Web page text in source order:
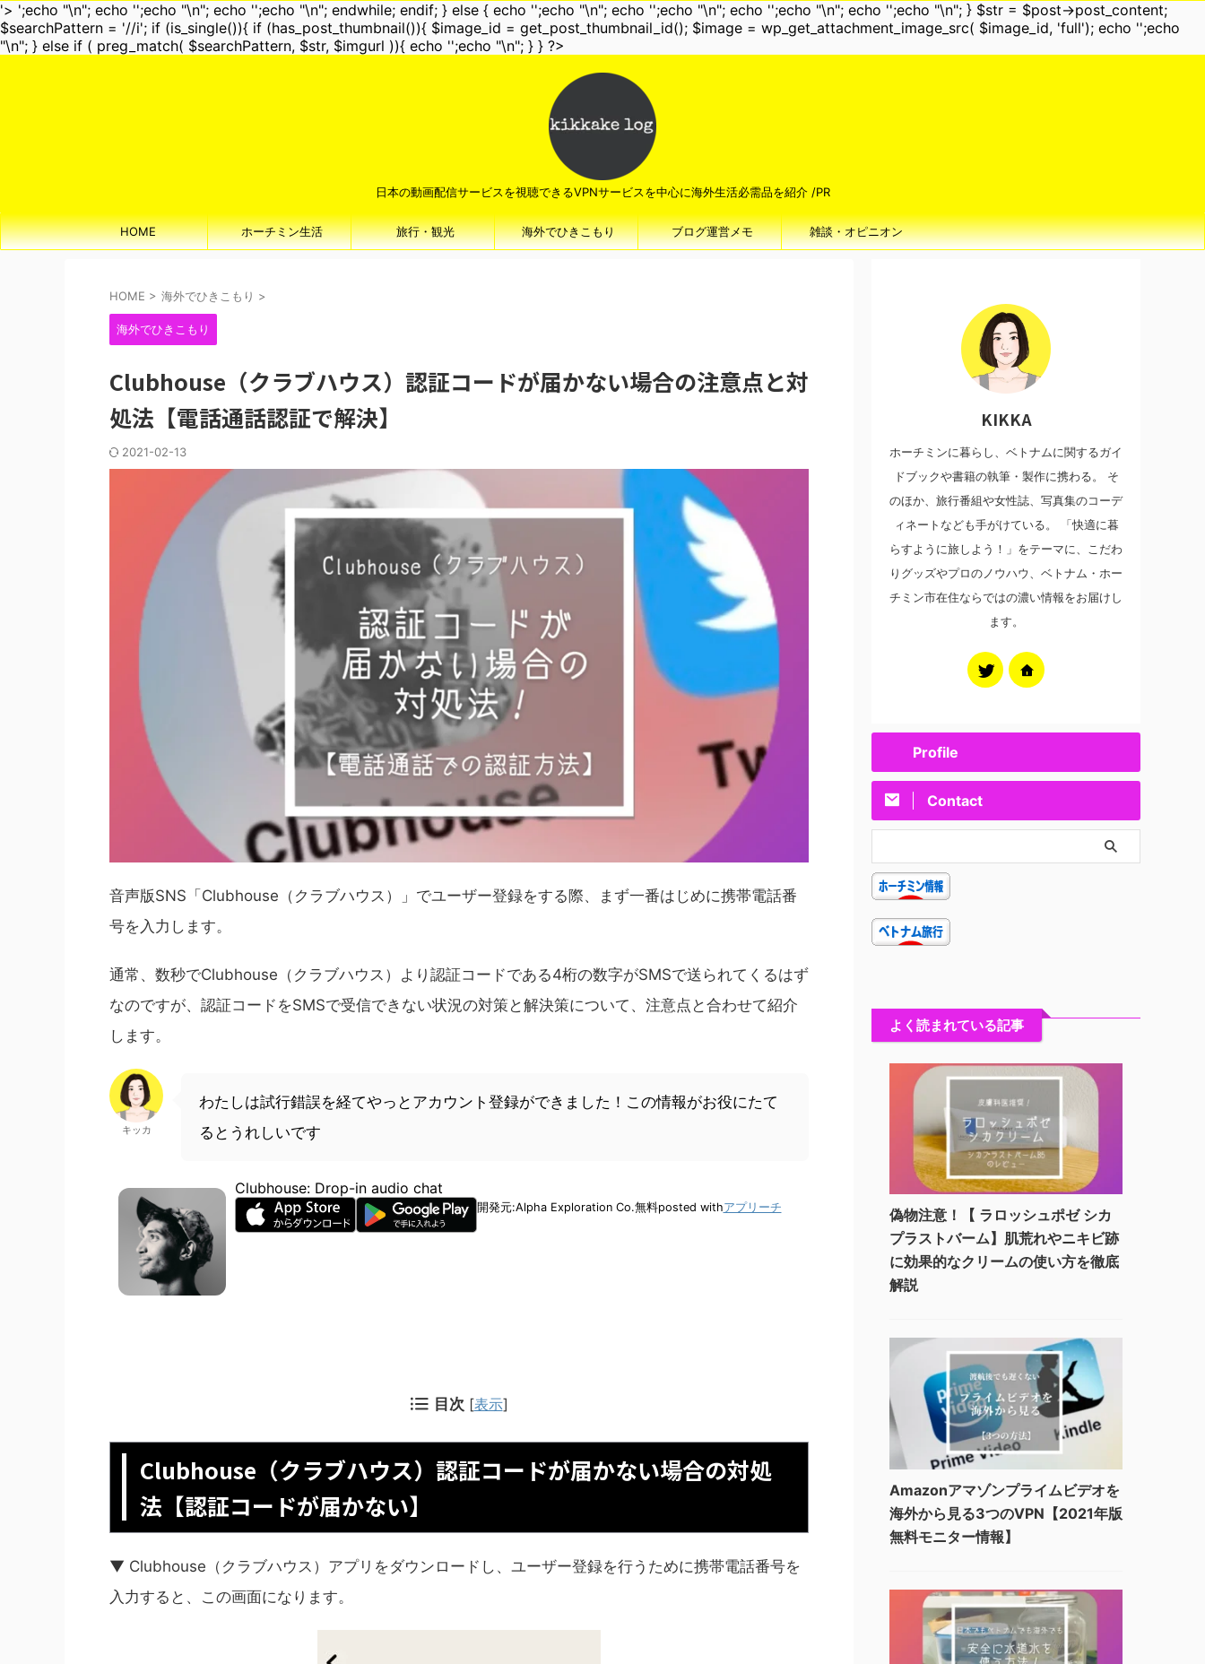
'> ';echo "\n"; echo '';echo "\n"; echo '';echo "\n"; endwhile; endif; } else { echo '';echo "\n"; echo '';echo "\n"; echo '';echo "\n"; echo '';echo "\n"; } $str = $post->post_content;
$searchPattern = '//i'; if (is_single()){ if (has_post_thumbnail()){ $image_id = get_post_thumbnail_id(); $image = wp_get_attachment_image_src( $image_id, 'full'); echo '';echo
"\n"; } else if ( preg_match( $searchPattern, $str, $imgurl )){ echo '';echo "\n"; } } ?>
日本の動画配信サービスを視聴できるVPNサービスを中心に海外生活必需品を紹介 /PR
HOME ホーチミン生活 旅行・観光 海外でひきこもり ブログ運営メモ 雑談・オピニオン
HOME > 海外でひきこもり >
海外でひきこもり
Clubhouse（クラブハウス）認証コードが届かない場合の注意点と対
処法【電話通話認証で解決】
2021-02-13
音声版SNS「Clubhouse（クラブハウス）」でユーザー登録をする際、まず一番はじめに携帯電話番
号を入力します。
通常、数秒でClubhouse（クラブハウス）より認証コードである4桁の数字がSMSで送られてくるはず
なのですが、認証コードをSMSで受信できない状況の対策と解決策について、注意点と合わせて紹介
します。
キッカ
わたしは試行錯誤を経てやっとアカウント登録ができました！この情報がお役にたて
るとうれしいです
Clubhouse: Drop-in audio chat
開発元:Alpha Exploration Co.無料posted withアプリーチ
目次 [表示]
Clubhouse（クラブハウス）認証コードが届かない場合の対処
法【認証コードが届かない】
▼ Clubhouse（クラブハウス）アプリをダウンロードし、ユーザー登録を行うために携帯電話番号を
入力すると、この画面になります。
KIKKA
ホーチミンに暮らし、ベトナムに関するガイ
ドブックや書籍の執筆・製作に携わる。 そ
のほか、旅行番組や女性誌、写真集のコーデ
ィネートなども手がけている。 「快適に暮
らすように旅しよう！」をテーマに、こだわ
りグッズやプロのノウハウ、ベトナム・ホー
チミン市在住ならではの濃い情報をお届けし
ます。
Profile
Contact
よく読まれている記事
偽物注意！【 ラロッシュポゼ シカ
プラストバーム】肌荒れやニキビ跡
に効果的なクリームの使い方を徹底
解説
Amazonアマゾンプライムビデオを
海外から見る3つのVPN【2021年版
無料モニター情報】